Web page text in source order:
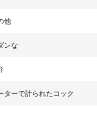
他
ンな
ターで計られたコック